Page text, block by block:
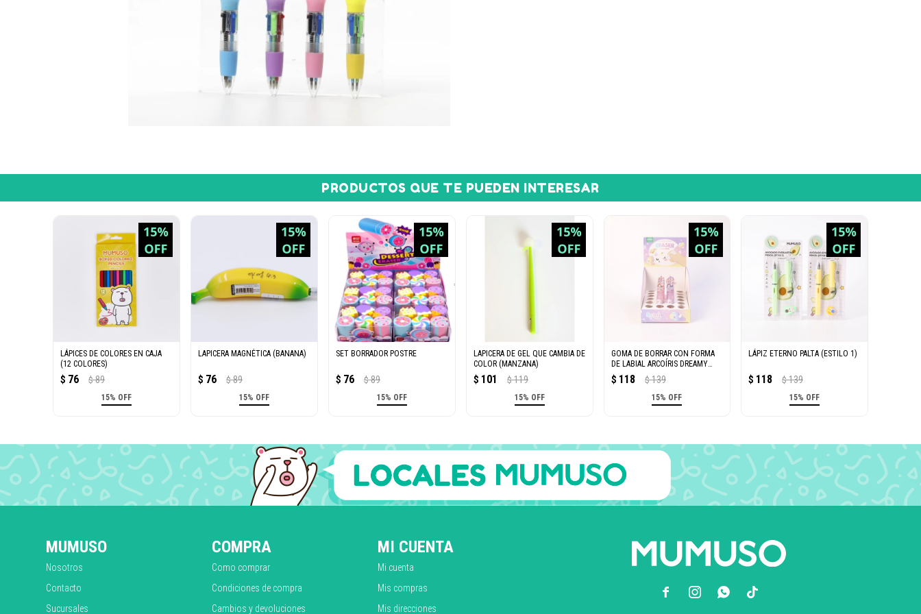
PRODUCTOS QUE TE PUEDEN INTERESAR
LÁPICES DE COLORES EN CAJA
(12 COLORES)
$ 76 $ 89
15% OFF
LAPICERA MAGNÉTICA (BANANA)
$ 76 $ 89
15% OFF
SET BORRADOR POSTRE
$ 76 $ 89
15% OFF
LAPICERA DE GEL QUE CAMBIA DE
COLOR (MANZANA)
$ 101 $ 119
15% OFF
GOMA DE BORRAR CON FORMA
DE LABIAL ARCOÍRIS DREAMY
(UNICORNIO DE CRISTAL)
$ 118 $ 139
15% OFF
LÁPIZ ETERNO PALTA (ESTILO 1)
$ 118 $ 139
15% OFF
MUMUSO
Nosotros
Contacto
Sucursales
COMPRA
Como comprar
Condiciones de compra
Cambios y devoluciones
MI CUENTA
Mi cuenta
Mis compras
Mis direcciones
  